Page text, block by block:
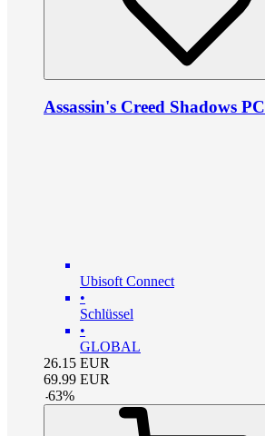
Assassin's Creed Shadows PC
Ubisoft Connect
•
Schlüssel
•
GLOBAL
26.15 EUR
69.99 EUR
-63%